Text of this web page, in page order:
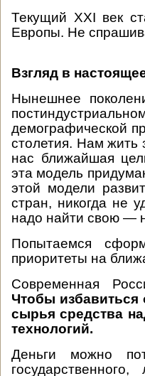
Текущий XXI век
Европы. Не
Взгляд в
Нынешнее
демографической
столетия. Нам жить
нас ближайшая
эта модель
этой модели
стран, никогда не
надо найти свою —
Попытаемся
приоритеты на
Современная
Чтобы избавиться
сырья средства
технологий.
Деньги можно